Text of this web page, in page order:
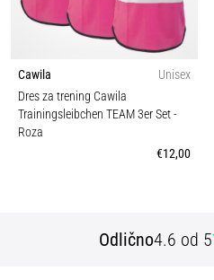
Cawila
Unisex
Dres za trening Cawila
Trainingsleibchen TEAM 3er Set-
Roza
€12,00
Odlično4.6 od 5